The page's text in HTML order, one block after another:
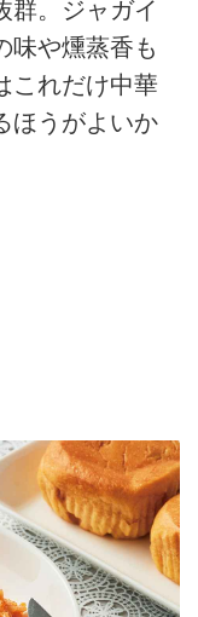
。ジャガイ
味や燻蒸香も
これだけ中華
ほうがよいか